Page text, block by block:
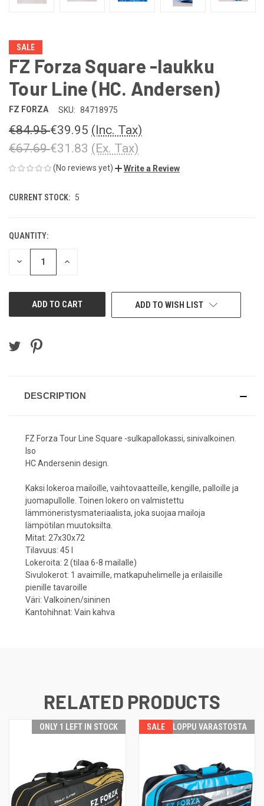
SALE
FZ Forza Square -laukku
Tour Line (HC. Andersen)
FZ FORZA SKU: 84718975
€84.95€39.95 (Inc. Tax)
€67.69€31.83 (Ex. Tax)
(No reviews yet) Write a Review
CURRENT STOCK: 5
QUANTITY:
DECREASE INCREASE
ADD TO WISH LIST
DESCRIPTION
FZ Forza Tour Line Square -sulkapallokassi, sinivalkoinen.
Iso
HC Andersenin design.
Kaksi lokeroa mailoille, vaihtovaatteille, kengille, palloille ja
juomapullolle. Toinen lokero on valmistettu
lämmöneristysmateriaalista, joka suojaa mailoja
lämpötilan muutoksilta.
Mitat: 27x30x72
Tilavuus: 45 l
Lokeroita: 2 (tilaa 6-8 mailalle)
Sivulokerot: 1 avaimille, matkapuhelimelle ja erilaisille
pienille tavaroille
Väri: Valkoinen/sininen
Kantohihnat: Vain kahva
RELATED PRODUCTS
ONLY 1 LEFT IN STOCK SALE LOPPU VARASTOSTA